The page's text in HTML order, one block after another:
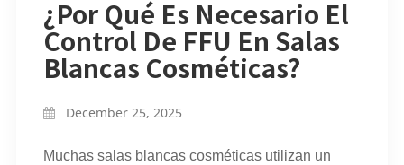
¿Por Qué Es Necesario El
Control De FFU En Salas
Blancas Cosméticas?
December 25, 2025
Muchas salas blancas cosméticas utilizan un